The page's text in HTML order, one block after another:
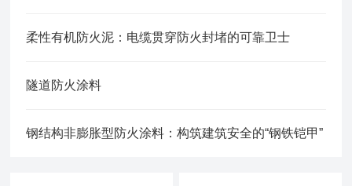
柔性有机防火泥：电缆贯穿防火封堵的可靠卫士
隧道防火涂料
钢结构非膨胀型防火涂料：构筑建筑安全的“钢铁铠甲”